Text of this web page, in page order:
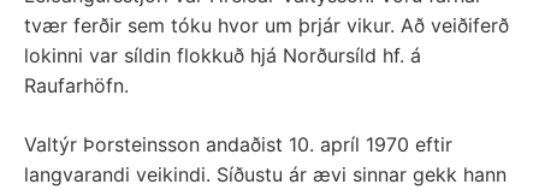
tvær ferðir sem tóku hvor um þrjár vikur. Að veiðiferð
lokinni var síldin flokkuð hjá Norðursíld hf. á
Raufarhöfn.
Valtýr Þorsteinsson andaðist 10. apríl 1970 eftir
langvarandi veikindi. Síðustu ár ævi sinnar gekk hann